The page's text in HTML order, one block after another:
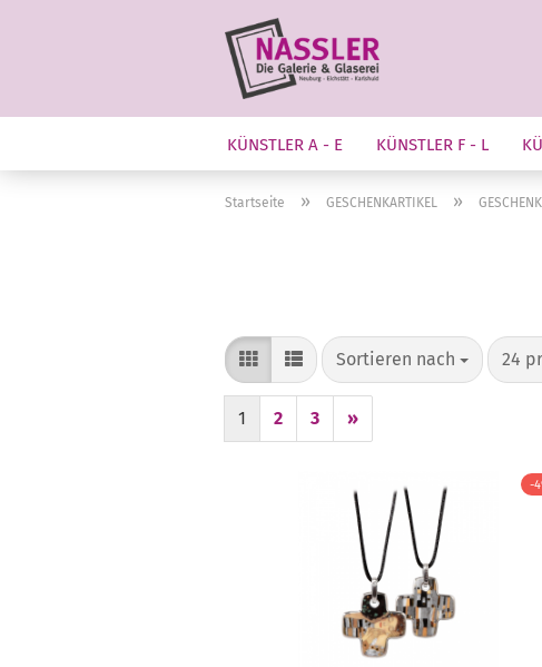
KÜNSTLER A - E KÜNSTLER F - L
Startseite » GESCHENKARTIKEL »
Sortieren nach
Sortieren nach 24
pro
1 2 3 »
-